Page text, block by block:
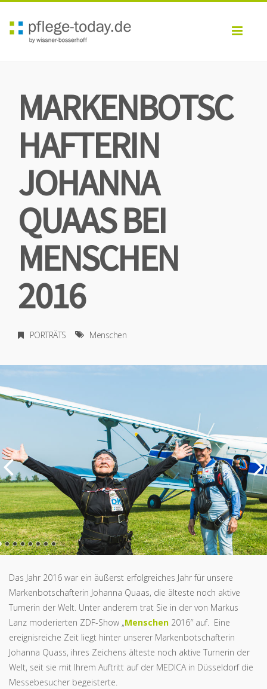
MARKENBOTSC
HAFTERIN
JOHANNA
QUAAS BEI
MENSCHEN
2016
PORTRÄTS Menschen
Das Jahr 2016 war ein äußerst erfolgreiches Jahr für unsere
Markenbotschafterin Johanna Quaas, die älteste noch aktive
Turnerin der Welt. Unter anderem trat Sie in der von Markus
Lanz moderierten ZDF-Show „Menschen 2016″ auf. Eine
ereignisreiche Zeit liegt hinter unserer Markenbotschafterin
Johanna Quass, ihres Zeichens älteste noch aktive Turnerin der
Welt, seit sie mit Ihrem Auftritt auf der MEDICA in Düsseldorf die
Messebesucher begeisterte.